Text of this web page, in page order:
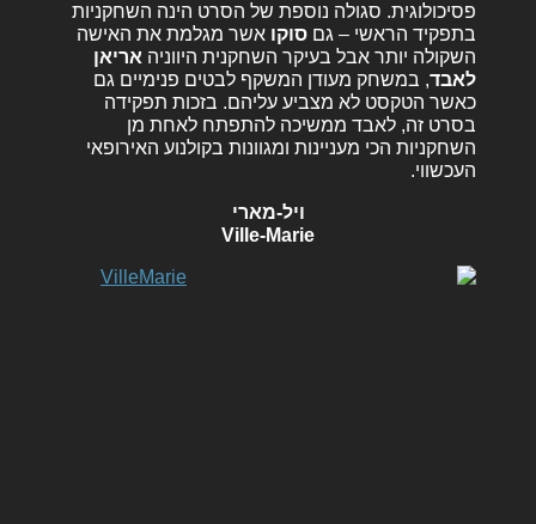
פסיכולוגית. סגולה נוספת של הסרט הינה השחקניות
בתפקיד הראשי – גם סוקו אשר מגלמת את האישה
השקולה יותר אבל בעיקר השחקנית היווניה אריאן
לאבד, במשחק מעודן המשקף לבטים פנימיים גם
כאשר הטקסט לא מצביע עליהם. בזכות תפקידה
בסרט זה, לאבד ממשיכה להתפתח לאחת מן
השחקניות הכי מעניינות ומגוונות בקולנוע האירופאי
העכשווי.
ויל-מארי
Ville-Marie